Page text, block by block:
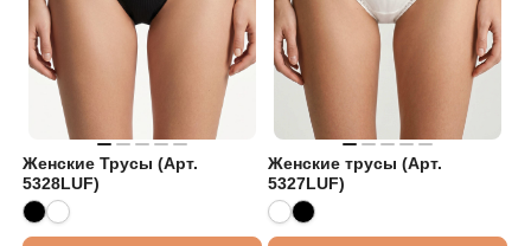
Женские Трусы (Арт.
5328LUF)
Женские трусы (Арт.
5327LUF)